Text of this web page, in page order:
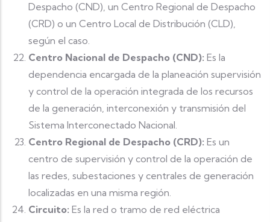
Despacho (CND), un Centro Regional de Despacho
(CRD) o un Centro Local de Distribución (CLD),
según el caso.
Centro Nacional de Despacho (CND): Es la
dependencia encargada de la planeación supervisión
y control de la operación integrada de los recursos
de la generación, interconexión y transmisión del
Sistema Interconectado Nacional.
Centro Regional de Despacho (CRD): Es un
centro de supervisión y control de la operación de
las redes, subestaciones y centrales de generación
localizadas en una misma región.
Circuito: Es la red o tramo de red eléctrica